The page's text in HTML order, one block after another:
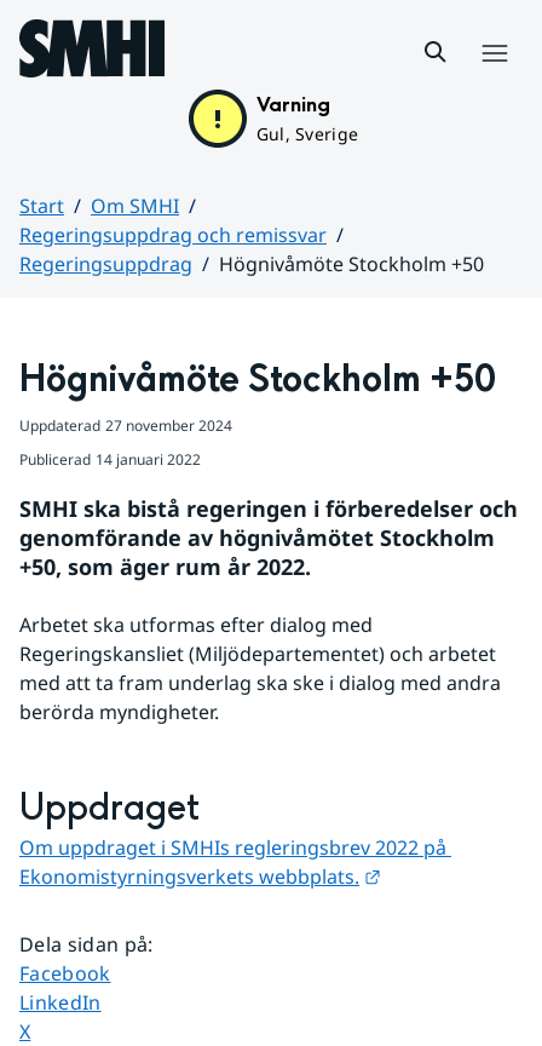
Hoppa till sidans innehåll
Varning
Gul, Sverige
Start
Om SMHI
Regeringsuppdrag och remissvar
Regeringsuppdrag
Högnivåmöte Stockholm +50
Högnivåmöte Stockholm +50
Uppdaterad 27 november 2024
Publicerad 14 januari 2022
SMHI ska bistå regeringen i förberedelser och
genomförande av högnivåmötet Stockholm
+50, som äger rum år 2022.
Arbetet ska utformas efter dialog med
Regeringskansliet (Miljödepartementet) och arbetet
med att ta fram underlag ska ske i dialog med andra
berörda myndigheter.
Uppdraget
Om uppdraget i SMHIs regleringsbrev 2022 på
Ekonomistyrningsverkets webbplats.
Dela sidan på:
Dela sidan på
Facebook
Dela sidan på
LinkedIn
Dela sidan på
X